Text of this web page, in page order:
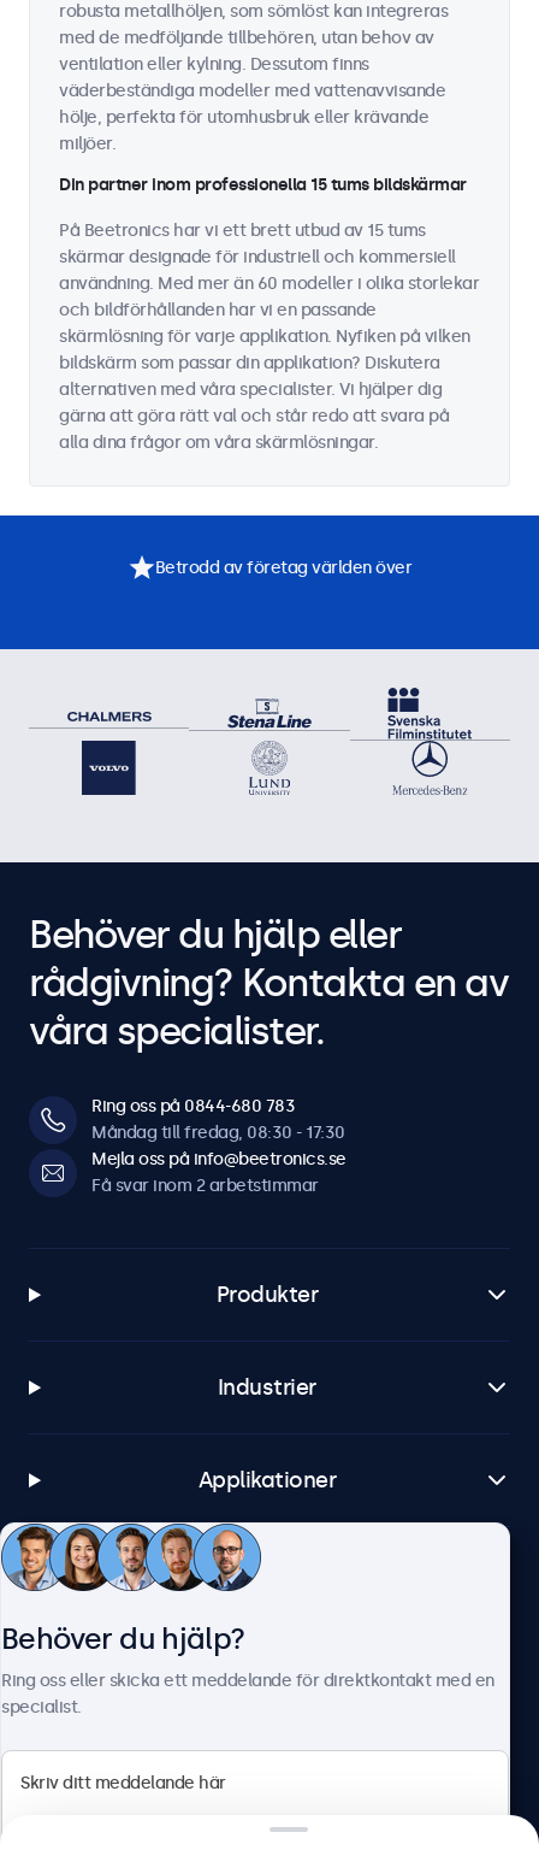
robusta metallhöljen, som sömlöst kan integreras
med de medföljande tillbehören, utan behov av
ventilation eller kylning. Dessutom finns
väderbeständiga modeller med vattenavvisande
hölje, perfekta för utomhusbruk eller krävande
miljöer.
Din partner inom professionella 15 tums bildskärmar
På Beetronics har vi ett brett utbud av 15 tums
skärmar designade för industriell och kommersiell
användning. Med mer än 60 modeller i olika storlekar
och bildförhållanden har vi en passande
skärmlösning för varje applikation. Nyfiken på vilken
bildskärm som passar din applikation? Diskutera
alternativen med våra specialister. Vi hjälper dig
gärna att göra rätt val och står redo att svara på
alla dina frågor om våra skärmlösningar.
Betrodd av företag världen över
Behöver du hjälp eller
rådgivning? Kontakta en av
våra specialister.
Ring oss på 0844-680 783
Måndag till fredag, 08:30 - 17:30
Mejla oss på info@beetronics.se
Få svar inom 2 arbetstimmar
Produkter
Industrier
Applikationer
Kundtjänst
Behöver du hjälp?
Ring oss eller skicka ett meddelande för direktkontakt med en
specialist.